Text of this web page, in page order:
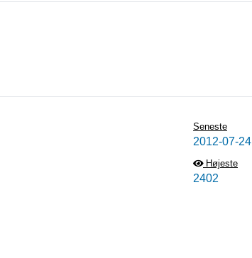
Seneste
2012-07-24
Højeste
2402